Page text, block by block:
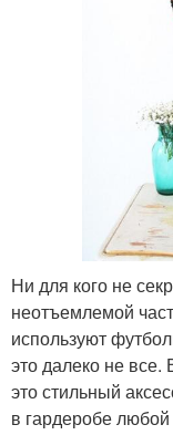
Ни для кого не
неотъемлемой
используют
это далеко не
это стильный
в гардеробе